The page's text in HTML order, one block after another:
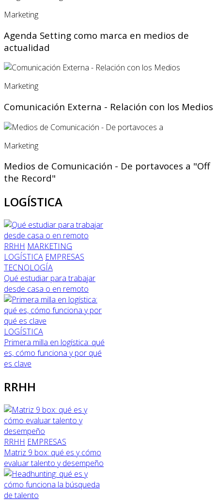
Marketing
Agenda Setting como marca en medios de
actualidad
Marketing
Comunicación Externa - Relación con los Medios
Marketing
Medios de Comunicación - De portavoces a "Off
the Record"
LOGÍSTICA
RRHH MARKETING
LOGÍSTICA EMPRESAS
TECNOLOGÍA
Qué estudiar para trabajar
desde casa o en remoto
LOGÍSTICA
Primera milla en logística: qué
es, cómo funciona y por qué
es clave
RRHH
RRHH EMPRESAS
Matriz 9 box: qué es y cómo
evaluar talento y desempeño